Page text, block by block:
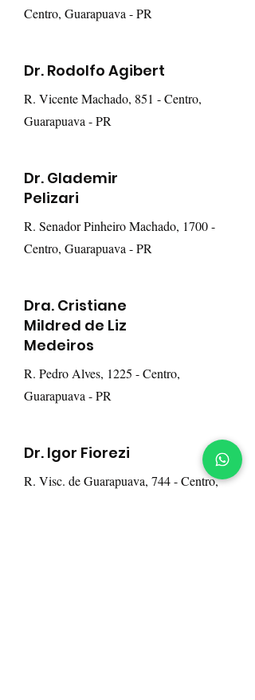
Centro, Guarapuava - PR
Dr. Rodolfo Agibert
R. Vicente Machado, 851 - Centro,
Guarapuava - PR
Dr. Glademir
Pelizari
R. Senador Pinheiro Machado, 1700 -
Centro, Guarapuava - PR
Dra. Cristiane
Mildred de Liz
Medeiros
R. Pedro Alves, 1225 - Centro,
Guarapuava - PR
Dr. Igor Fiorezi
R. Visc. de Guarapuava, 744 - Centro,